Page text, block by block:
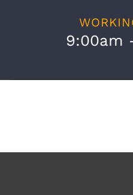
9:00am